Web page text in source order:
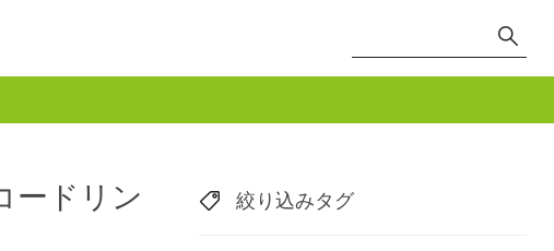
ードリン
絞り込みタグ